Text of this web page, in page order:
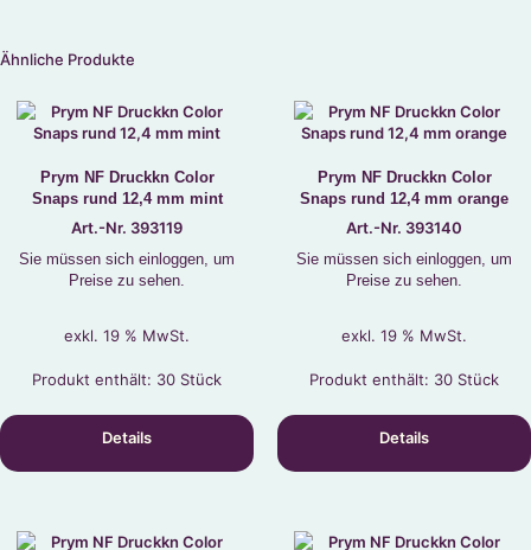
Ähnliche Produkte
Prym NF Druckkn Color
Snaps rund 12,4 mm mint
Art.-Nr. 393119
Sie müssen sich einloggen, um
Preise zu sehen.
exkl. 19 % MwSt.
Produkt enthält: 30 Stück
Details
Prym NF Druckkn Color
Snaps rund 12,4 mm orange
Art.-Nr. 393140
Sie müssen sich einloggen, um
Preise zu sehen.
exkl. 19 % MwSt.
Produkt enthält: 30 Stück
Details